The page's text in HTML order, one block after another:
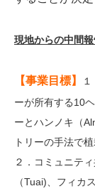
現地からの中間
【事業目標】
ーが所有する10
ーとハンノキ（
トリーの手法で植
２．コミュニテ
（Tuai)、フィカ